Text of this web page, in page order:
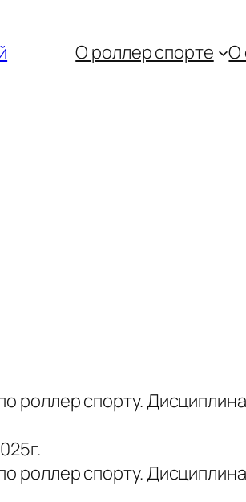
О роллер спорте О
роллер спорту.
роллер спорту.